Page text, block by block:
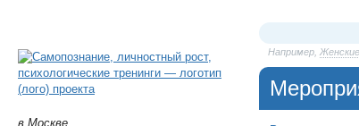
в Москве
Например,